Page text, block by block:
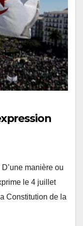
manière ou
le 4 juillet
Constitution de la